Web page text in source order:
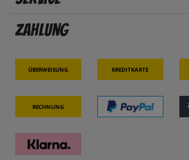
Zahlung
Überweisung Kreditkarte
Rechnung